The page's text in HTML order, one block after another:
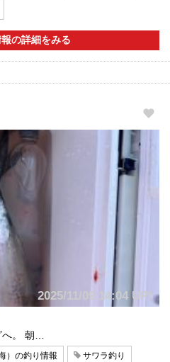
の詳細をみる
2025/11/09 14:04 UP!
。 朝…
）の釣り情報 サワラ釣り